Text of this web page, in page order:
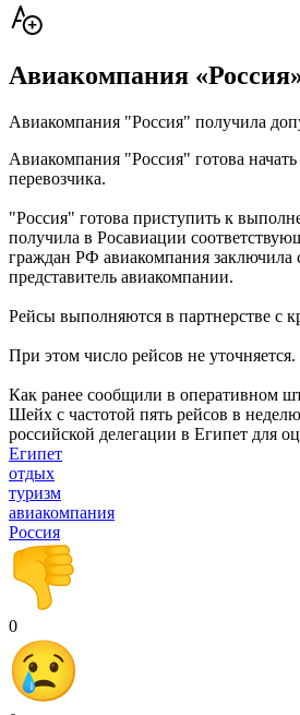
Авиакомпания
Авиакомпания "Россия" получила
Авиакомпания "Россия" готова
перевозчика.
"Россия" готова приступить к
получила в Росавиации
граждан РФ авиакомпания
представитель авиакомпании.
Рейсы выполняются в партнерстве с
При этом число рейсов не уточняется.
Как ранее сообщили в оперативном
Шейх с частотой пять рейсов в
российской делегации в Египет для
Египет
отдых
туризм
авиакомпания
Россия
0